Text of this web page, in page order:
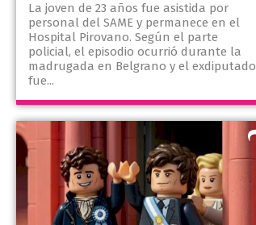
La joven de 23 años fue asistida por
personal del SAME y permanece en el
Hospital Pirovano. Según el parte
policial, el episodio ocurrió durante la
madrugada en Belgrano y el exdiputado
fue...